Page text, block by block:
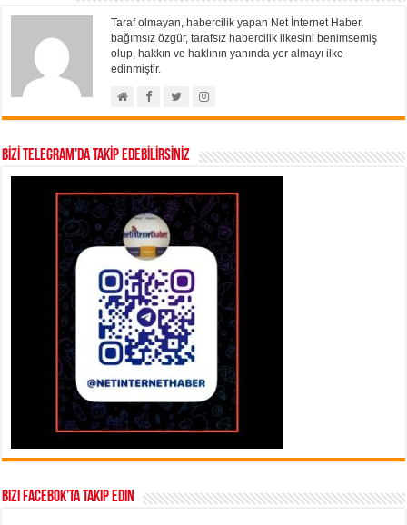
Taraf olmayan, habercilik yapan Net İnternet Haber,
bağımsız özgür, tarafsız habercilik ilkesini benimsemiş
olup, hakkın ve haklının yanında yer almayı ilke
edinmiştir.
BİZİ TELEGRAM’DA TAKİP EDEBİLİRSİNİZ
Bizi Facebok’ta takip edin